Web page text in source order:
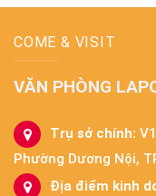
COME & VISIT
VĂN PHÒNG
Trụ sở chính:
Phường Dương Nội,
Địa điểm kinh